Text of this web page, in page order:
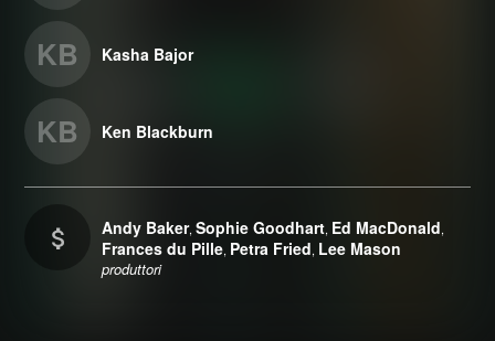
KB Kasha Bajor
KB Ken Blackburn
Andy Baker,Sophie Goodhart, Ed MacDonald,
Frances du Pille, Petra Fried, Lee Mason
produttori